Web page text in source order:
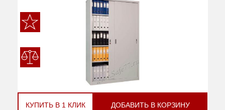
КУПИТЬ В 1 КЛИК ДОБАВИТЬ В КОРЗИНУ